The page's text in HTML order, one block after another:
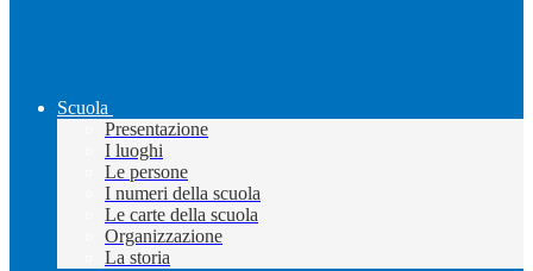
Scuola
Presentazione
I luoghi
Le persone
I numeri della scuola
Le carte della scuola
Organizzazione
La storia